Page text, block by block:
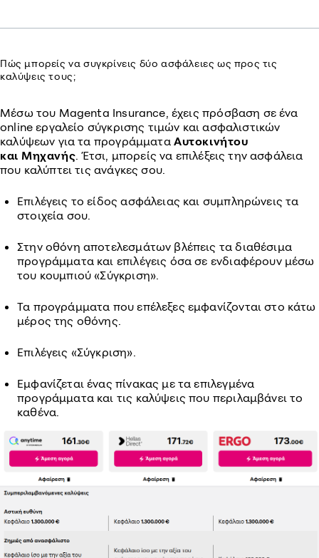
Πώς μπορείς να συγκρίνεις δύο ασφάλειες ως προς τις
καλύψεις τους;
Μέσω του Magenta Insurance, έχεις πρόσβαση σε ένα
online εργαλείο σύγκρισης τιμών και ασφαλιστικών
καλύψεων για τα προγράμματα Αυτοκινήτου
και Μηχανής. Έτσι, μπορείς να επιλέξεις την ασφάλεια
που καλύπτει τις ανάγκες σου.
Επιλέγεις το είδος ασφάλειας και συμπληρώνεις τα
στοιχεία σου.
Στην οθόνη αποτελεσμάτων βλέπεις τα διαθέσιμα
προγράμματα και επιλέγεις όσα σε ενδιαφέρουν μέσω
του κουμπιού «Σύγκριση».
Τα προγράμματα που επέλεξες εμφανίζονται στο κάτω
μέρος της οθόνης.
Επιλέγεις «Σύγκριση».
Εμφανίζεται ένας πίνακας με τα επιλεγμένα
προγράμματα και τις καλύψεις που περιλαμβάνει το
καθένα.